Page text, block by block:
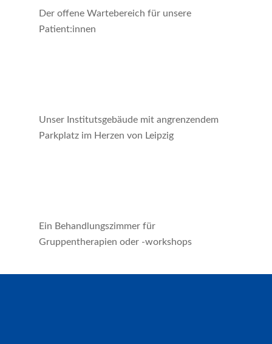
Der offene Wartebereich für unsere
Patient:innen
Unser Institutsgebäude mit angrenzendem
Parkplatz im Herzen von Leipzig
Ein Behandlungszimmer für
Gruppentherapien oder -workshops